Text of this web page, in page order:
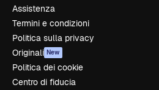
Assistenza
Termini e condizioni
Politica sulla privacy
Originali New
Politica dei cookie
Centro di fiducia